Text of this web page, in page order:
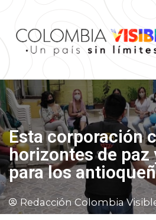
Esta corporación
horizontes de paz
para los
Redacción Colombia